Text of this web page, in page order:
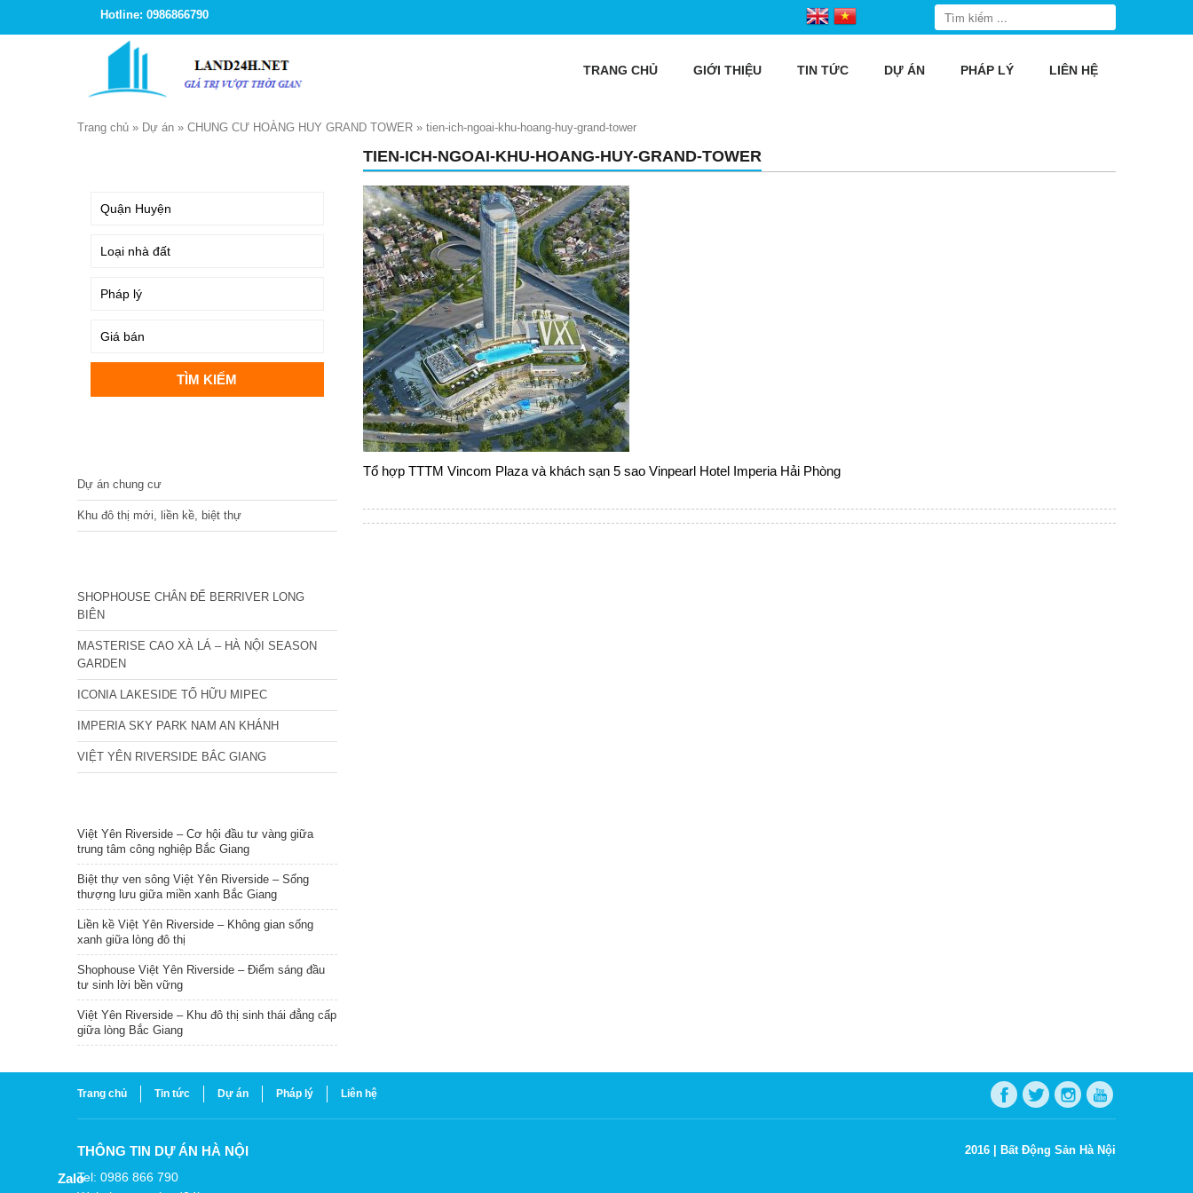
Hotline: 0986866790
TRANG CHỦ GIỚI THIỆU TIN TỨC DỰ ÁN PHÁP LÝ LIÊN HỆ
Trang chủ » Dự án » CHUNG CƯ HOÀNG HUY GRAND TOWER » tien-ich-ngoai-khu-hoang-huy-grand-tower
TIEN-ICH-NGOAI-KHU-HOANG-HUY-GRAND-TOWER
Tổ hợp TTTM Vincom Plaza và khách sạn 5 sao Vinpearl Hotel Imperia Hải Phòng
Dự án chung cư
Khu đô thị mới, liền kề, biệt thự
SHOPHOUSE CHÂN ĐẾ BERRIVER LONG
BIÊN
MASTERISE CAO XÀ LÁ – HÀ NỘI SEASON
GARDEN
ICONIA LAKESIDE TỐ HỮU MIPEC
IMPERIA SKY PARK NAM AN KHÁNH
VIỆT YÊN RIVERSIDE BẮC GIANG
Việt Yên Riverside – Cơ hội đầu tư vàng giữa
trung tâm công nghiệp Bắc Giang
Biệt thự ven sông Việt Yên Riverside – Sống
thượng lưu giữa miền xanh Bắc Giang
Liền kề Việt Yên Riverside – Không gian sống
xanh giữa lòng đô thị
Shophouse Việt Yên Riverside – Điểm sáng đầu
tư sinh lời bền vững
Việt Yên Riverside – Khu đô thị sinh thái đẳng cấp
giữa lòng Bắc Giang
Trang chủ Tin tức Dự án Pháp lý Liên hệ
THÔNG TIN DỰ ÁN HÀ NỘI
Tel: 0986 866 790
2016 | Bất Động Sản Hà Nội
Zalo